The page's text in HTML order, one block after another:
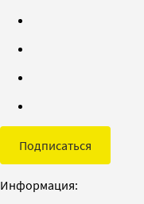
Подписаться
Информация: